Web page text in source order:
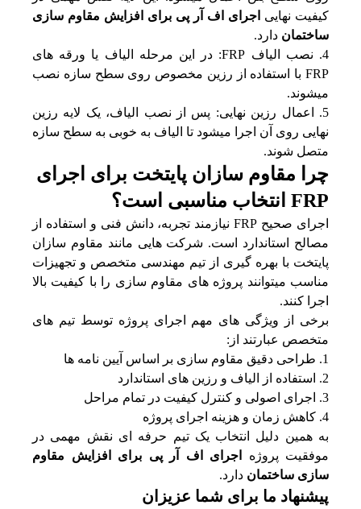
کیفیت نهایی اجرای اف آر پی برای افزایش مقاوم سازی
ساختمان دارد.
نصب الیاف FRP: در این مرحله الیاف یا ورقه‌ های
FRP با استفاده از رزین مخصوص روی سطح سازه نصب
میشوند.
اعمال رزین نهایی: پس از نصب الیاف، یک لایه رزین
نهایی روی آن اجرا میشود تا الیاف به خوبی به سطح سازه
متصل شوند.
چرا مقاوم سازان پایتخت برای اجرای
FRP انتخاب مناسبی است؟
اجرای صحیح FRP نیازمند تجربه، دانش فنی و استفاده از
مصالح استاندارد است. شرکت‌ هایی مانند مقاوم سازان
پایتخت با بهره‌ گیری از تیم مهندسی متخصص و تجهیزات
مناسب میتوانند پروژه‌ های مقاوم‌ سازی را با کیفیت بالا
اجرا کنند.
برخی از ویژگی‌ های مهم اجرای پروژه توسط تیم‌ های
متخصص عبارتند از:
طراحی دقیق مقاوم‌ سازی بر اساس آیین‌ نامه‌ ها
استفاده از الیاف و رزین‌ های استاندارد
اجرای اصولی و کنترل کیفیت در تمام مراحل
کاهش زمان و هزینه اجرای پروژه
به همین دلیل انتخاب یک تیم حرفه‌ ای نقش مهمی در
موفقیت پروژه
اجرای اف آر پی برای افزایش مقاوم
سازی ساختمان دارد.
پیشنهاد ما برای شما عزیزان